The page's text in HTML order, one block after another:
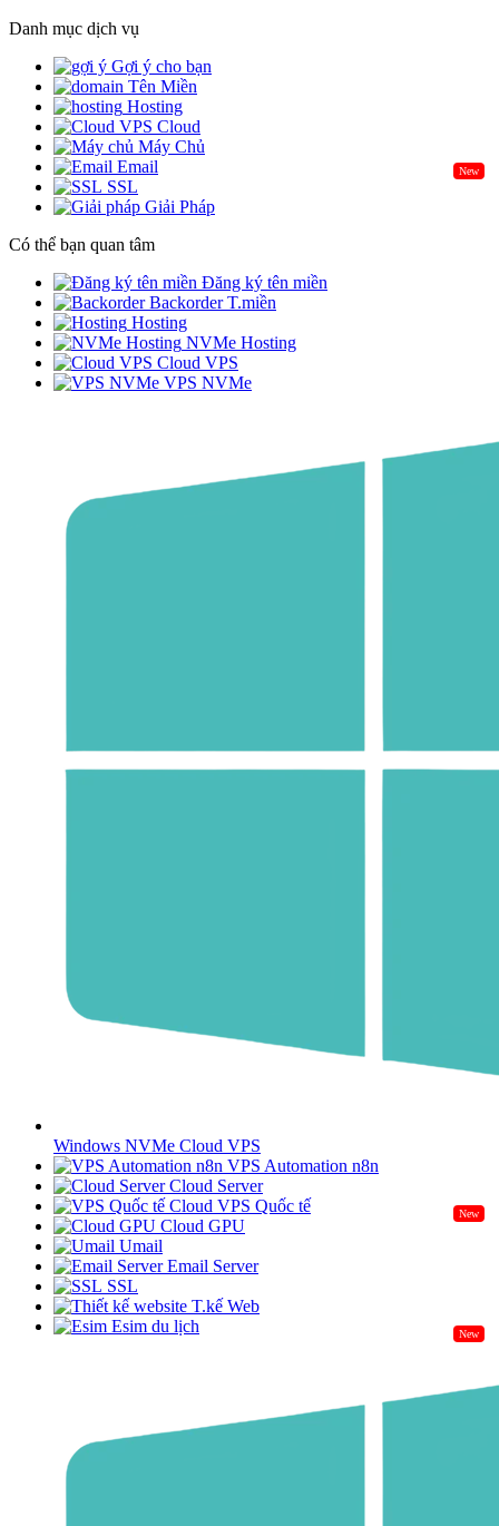
Danh mục dịch vụ
Gợi ý cho bạn
Tên Miền
Hosting
Cloud
Máy Chủ
New
Email
SSL
Giải Pháp
Có thể bạn quan tâm
Đăng ký tên miền
Backorder T.miền
Hosting
NVMe Hosting
Cloud VPS
VPS NVMe
Windows NVMe Cloud VPS
VPS Automation n8n
Cloud Server
Cloud VPS Quốc tế
New
Cloud GPU
Umail
Email Server
SSL
T.kế Web
Esim du lịch
New